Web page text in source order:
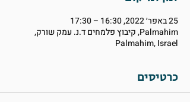
25 באפר׳ 2022, 16:30 – 17:30
Palmahim, קיבוץ פלמחים ד.נ. עמק שורק,
Palmahim, Israel
כרטיסים